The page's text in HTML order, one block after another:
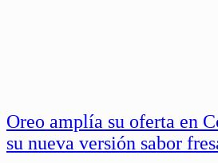
Oreo amplía su oferta en
su nueva versión sabor